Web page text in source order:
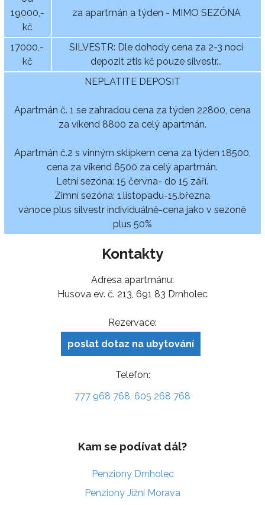
19000,-
kč
za apartmán a týden - MIMO SEZÓNA
17000,-
kč
SILVESTR: Dle dohody cena za 2-3 noci
depozit 2tis kč pouze silvestr...
NEPLATITE DEPOSIT
Apartmán č. 1 se zahradou cena za týden 22800, cena
za víkend 8800 za celý apartmán.
Apartmán č.2 s vinným sklípkem cena za týden 18500,
cena za víkend 6500 za celý apartmán.
Letní sezóna: 15 června- do 15 září.
Zimní sezóna: 1.listopadu-15.března
vánoce plus silvestr individuálně-cena jako v sezoně
plus 50%
Kontakty
Adresa apartmánu:
Husova ev. č. 213, 691 83 Drnholec
Rezervace:
poslat dotaz na ubytování
Telefon:
777 968 768, 605 268 768
Kam se podívat dál?
Penziony Drnholec
Penziony Jižní Morava